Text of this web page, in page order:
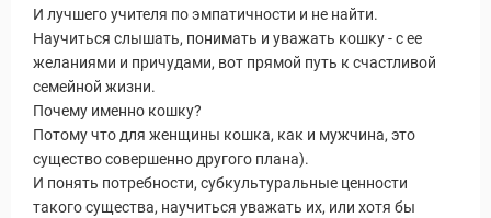
И лучшего учителя по эмпатичности и не найти.
Научиться слышать, понимать и уважать кошку - с ее
желаниями и причудами, вот прямой путь к счастливой
семейной жизни.
Почему именно кошку?
Потому что для женщины кошка, как и мужчина, это
существо совершенно другого плана).
И понять потребности, субкультуральные ценности
такого существа, научиться уважать их, или хотя бы